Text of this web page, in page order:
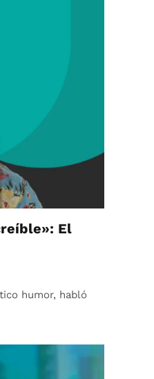
El
humor, habló